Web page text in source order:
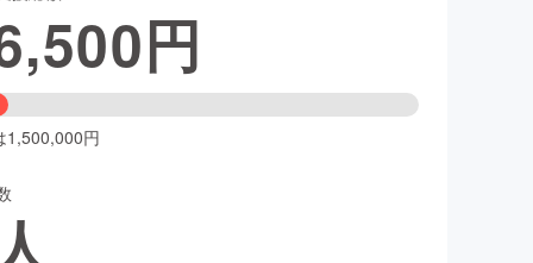
ファッション
円
1,500,000円